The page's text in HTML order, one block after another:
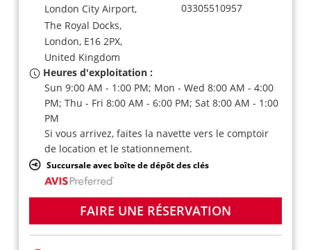
London City Airport,
The Royal Docks,
London, E16 2PX,
United Kingdom
03305510957
Heures d'exploitation :
Sun 9:00 AM - 1:00 PM; Mon - Wed 8:00 AM - 4:00
PM; Thu - Fri 8:00 AM - 6:00 PM; Sat 8:00 AM - 1:00
PM
Si vous arrivez, faites la navette vers le comptoir
de location et le stationnement.
Succursale avec boîte de dépôt des clés
FAIRE UNE RÉSERVATION